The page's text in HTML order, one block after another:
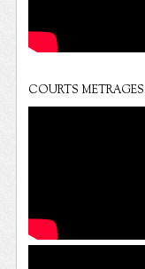
COURTS METRAGES